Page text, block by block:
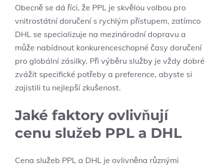
Obecně se dá říci, že PPL je skvělou volbou pro
vnitrostátní doručení s rychlým přístupem, zatímco
DHL se specializuje na mezinárodní dopravu a
může nabídnout konkurenceschopné časy doručení
pro globální zásilky. Při výběru služby je vždy dobré
zvážit specifické potřeby a preference, abyste si
zajistili tu nejlepší zkušenost.
Jaké faktory ovlivňují
cenu služeb PPL a DHL
Cena služeb PPL a DHL je ovlivněna různými